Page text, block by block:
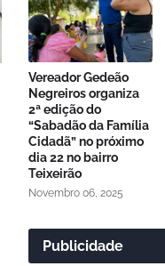
Vereador Gedeão
Negreiros organiza
2ª edição do
“Sabadão da Família
Cidadã” no próximo
dia 22 no bairro
Teixeirão
Novembro 06, 2025
Publicidade